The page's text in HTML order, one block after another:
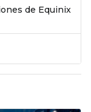
de Equinix